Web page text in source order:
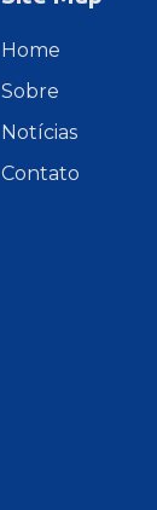
Home
Sobre
Notícias
Contato